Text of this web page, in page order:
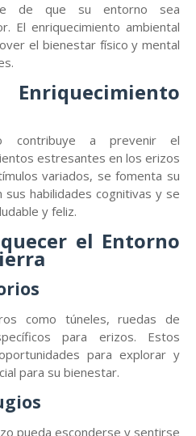
de que su entorno sea
El enriquecimiento ambiental
el bienestar físico y mental
contribuye a prevenir el
estresantes en los erizos
variados, se fomenta su
habilidades cognitivas y se
y feliz.
el Entorno
como túneles, ruedas de
para erizos. Estos
para explorar y
para su bienestar.
pueda esconderse y sentirse